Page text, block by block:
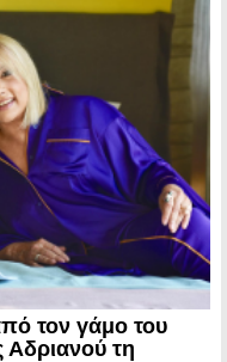
τον γάμο του
Αδριανού τη